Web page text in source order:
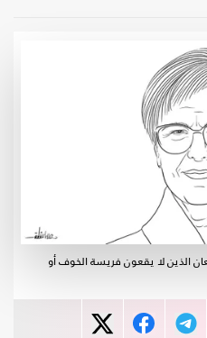
الذين لا يقعون فريسة الخوف أو